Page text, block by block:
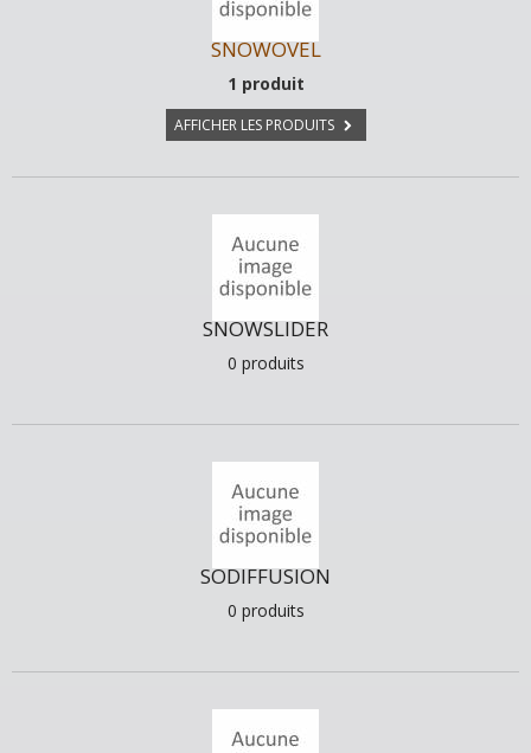
SNOWOVEL
1 produit
AFFICHER LES PRODUITS
SNOWSLIDER
0 produits
SODIFFUSION
0 produits